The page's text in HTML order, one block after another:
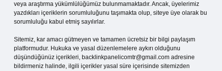
veya araştırma yükümlülüğümüz bulunmamaktadır. Ancak, üyelerimiz
yazdıkları içeriklerin sorumluluğunu taşımakta olup, siteye üye olarak bu
sorumluluğu kabul etmiş sayılırlar.
Sitemiz, kar amacı gütmeyen ve tamamen ücretsiz bir bilgi paylaşım
platformudur. Hukuka ve yasal düzenlemelere aykırı olduğunu
düşündüğünüz içerikleri, backlinkpanelicomtr@gmail.com adresine
bildirmeniz halinde, ilgili içerikler yasal süre içerisinde sitemizden